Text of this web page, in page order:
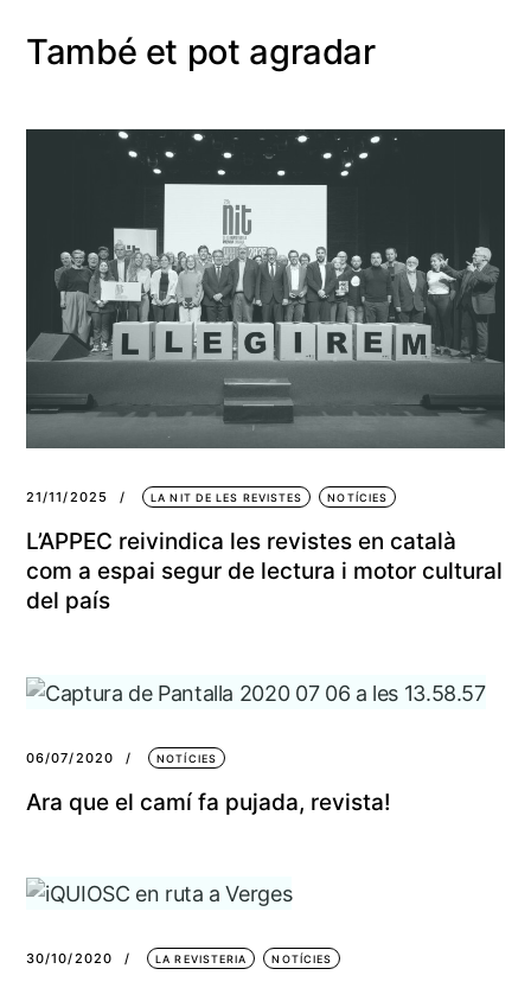
També et pot agradar
21/11/2025 LA NIT DE LES REVISTES NOTÍCIES
L’APPEC reivindica les revistes en català
com a espai segur de lectura i motor cultural
del país
06/07/2020 NOTÍCIES
Ara que el camí fa pujada, revista!
30/10/2020 LA REVISTERIA NOTÍCIES